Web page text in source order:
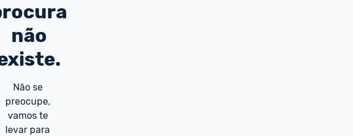
não
Não se
preocupe,
vamos te
levar para